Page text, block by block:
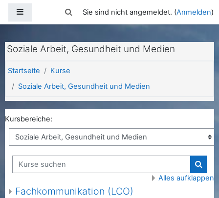
Website-ÜbersichtSucheingabe umschalten
Sie sind nicht angemeldet. (Anmelden)
Soziale Arbeit, Gesundheit und Medien
Startseite
Kurse
Soziale Arbeit, Gesundheit und Medien
Kursbereiche:
Kurse suchen
Alles aufklappen
Fachkommunikation (LCO)